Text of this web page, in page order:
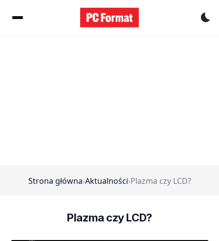
Strona główna›Aktualności›Plazma czy LCD?
Plazma czy LCD?